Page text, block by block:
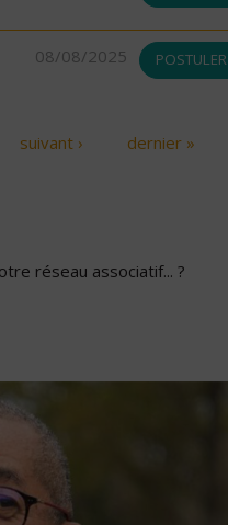
08/08/2025 POSTULER
suivant › dernier »
réseau associatif... ?